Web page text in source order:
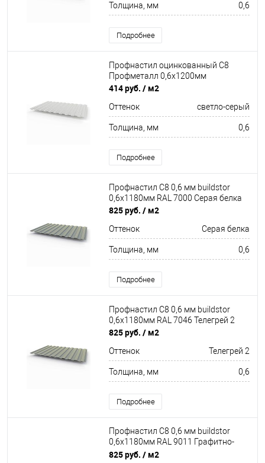
Толщина, мм 0,6
Подробнее
Профнастил оцинкованный С8
Профметалл 0,6х1200мм
414 руб. / м2
Оттенок светло-серый
Толщина, мм 0,6
Подробнее
Профнастил С8 0,6 мм buildstor
0,6х1180мм RAL 7000 Серая белка
825 руб. / м2
Оттенок Серая белка
Толщина, мм 0,6
Подробнее
Профнастил С8 0,6 мм buildstor
0,6х1180мм RAL 7046 Телегрей 2
825 руб. / м2
Оттенок Телегрей 2
Толщина, мм 0,6
Подробнее
Профнастил С8 0,6 мм buildstor
0,6х1180мм RAL 9011 Графитно-
чёрный
825 руб. / м2